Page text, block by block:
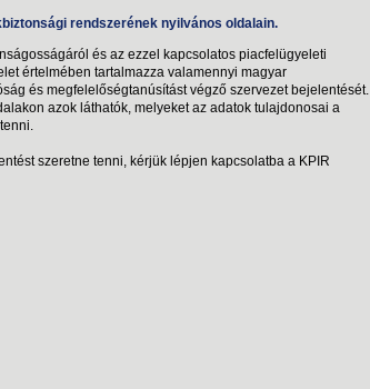
rendszerének nyilvános oldalain.
és az ezzel kapcsolatos piacfelügyeleti
értelmében tartalmazza valamennyi magyar
és megfelelőségtanúsítást végző szervezet bejelentését.
azok láthatók, melyeket az adatok tulajdonosai a
szeretne tenni, kérjük lépjen kapcsolatba a KPIR